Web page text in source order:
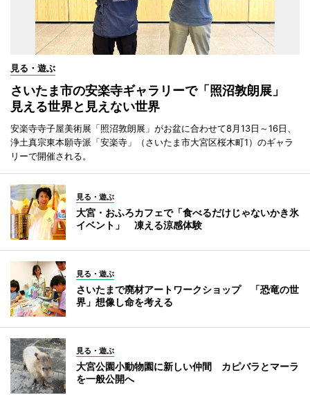
見る・遊ぶ
さいたま市の安楽寺ギャラリーで「照沼敦朗展」
見える世界と見えない世界
安楽寺寺子屋美術展「照沼敦朗展」がお盆に合わせて8月13日～16日、
浄土真宗東本願寺派「安楽寺」（さいたま市大宮区桜木町1）のギャラ
リーで開催される。
見る・遊ぶ
大宮・おふろカフェで「食べるだけじゃないかき氷
イベント」 凍える涼感体験
見る・遊ぶ
さいたまで廃材アートワークショップ 「恐竜の世
界」想像し命を考える
見る・遊ぶ
大宮公園小動物園に新しい仲間 カピバラとマーラ
を一般公開へ